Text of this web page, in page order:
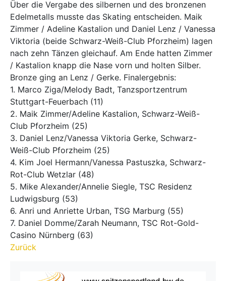
Über die Vergabe des silbernen und des bronzenen
Edelmetalls musste das Skating entscheiden. Maik
Zimmer / Adeline Kastalion und Daniel Lenz / Vanessa
Viktoria (beide Schwarz-Weiß-Club Pforzheim) lagen
nach zehn Tänzen gleichauf. Am Ende hatten Zimmer
/ Kastalion knapp die Nase vorn und holten Silber.
Bronze ging an Lenz / Gerke. Finalergebnis:
1. Marco Ziga/Melody Badt, Tanzsportzentrum
Stuttgart-Feuerbach (11)
2. Maik Zimmer/Adeline Kastalion, Schwarz-Weiß-
Club Pforzheim (25)
3. Daniel Lenz/Vanessa Viktoria Gerke, Schwarz-
Weiß-Club Pforzheim (25)
4. Kim Joel Hermann/Vanessa Pastuszka, Schwarz-
Rot-Club Wetzlar (48)
5. Mike Alexander/Annelie Siegle, TSC Residenz
Ludwigsburg (53)
6. Anri und Anriette Urban, TSG Marburg (55)
7. Daniel Domme/Zarah Neumann, TSC Rot-Gold-
Casino Nürnberg (63)
Zurück